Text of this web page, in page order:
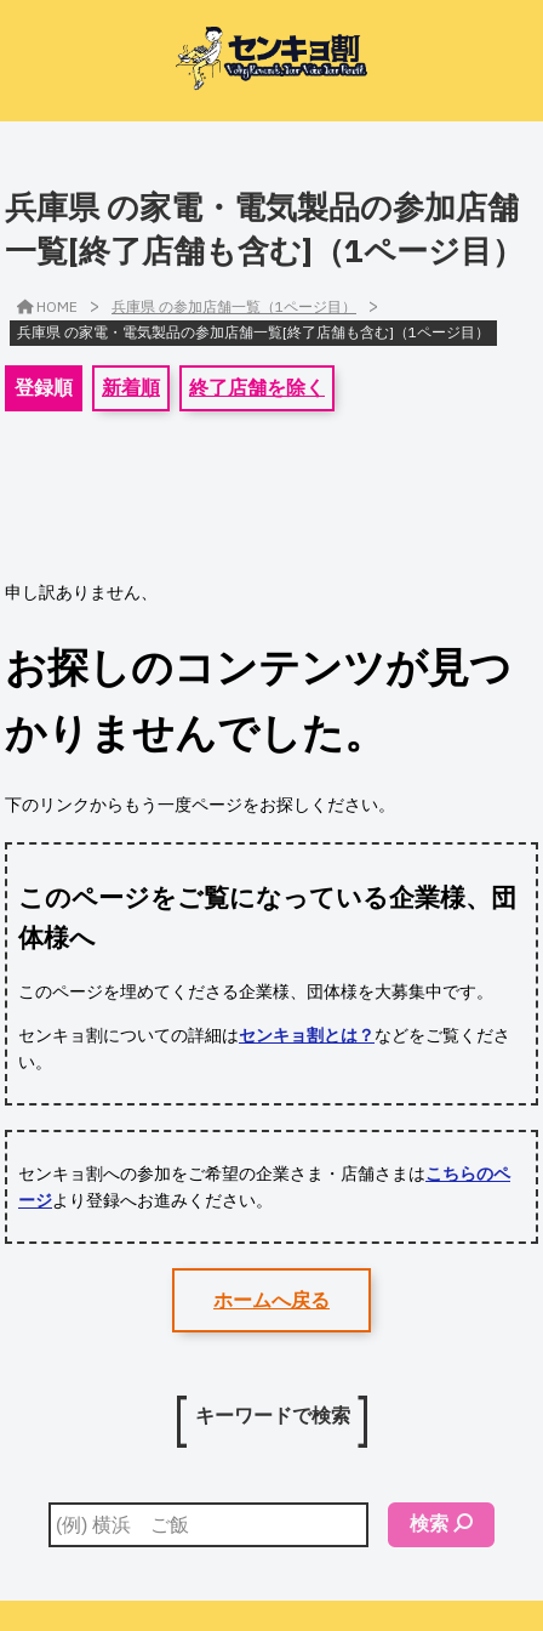
兵庫県 の家電・電気製品の参加店舗
一覧[終了店舗も含む]（1ページ目）
HOME > 兵庫県 の参加店舗一覧（1ページ目） >
兵庫県 の家電・電気製品の参加店舗一覧[終了店舗も含む]（1ページ目）
登録順 新着順 終了店舗を除く
申し訳ありません、
お探しのコンテンツが見つ
かりませんでした。
下のリンクからもう一度ページをお探しください。
このページをご覧になっている企業様、団
体様へ
このページを埋めてくださる企業様、団体様を大募集中です。
センキョ割についての詳細はセンキョ割とは？ などをご覧くださ
い。
センキョ割への参加をご希望の企業さま・店舗さまはこちらのペ
ージより登録へお進みください。
ホームへ戻る
キーワードで検索
検索